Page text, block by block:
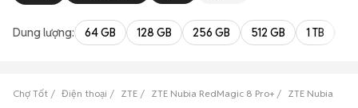
Dung lượng: 64 GB 128 GB 256 GB 512 GB 1 TB
Chợ Tốt Điện thoại ZTE ZTE Nubia RedMagic 8 Pro+ ZTE Nubia